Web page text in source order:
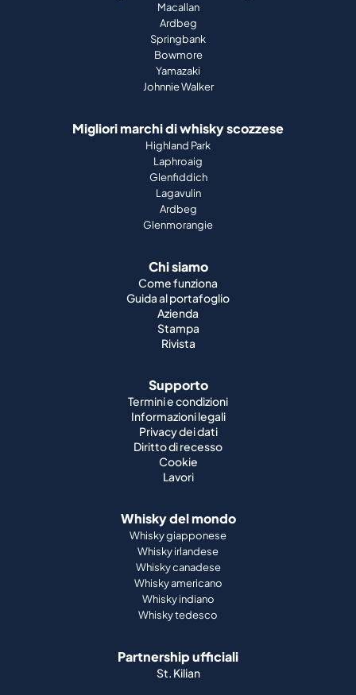
Macallan
Ardbeg
Springbank
Bowmore
Yamazaki
Johnnie Walker
Migliori marchi di whisky scozzese
Highland Park
Laphroaig
Glenfiddich
Lagavulin
Ardbeg
Glenmorangie
Chi siamo
Come funziona
Guida al portafoglio
Azienda
Stampa
Rivista
Supporto
Termini e condizioni
Informazioni legali
Privacy dei dati
Diritto di recesso
Cookie
Lavori
Whisky del mondo
Whisky giapponese
Whisky irlandese
Whisky canadese
Whisky americano
Whisky indiano
Whisky tedesco
Partnership ufficiali
St. Kilian